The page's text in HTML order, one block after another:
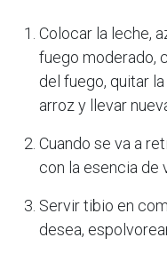
Colocar la leche,
fuego moderado,
del fuego, quitar
arroz y llevar
Cuando se va a
con la esencia de
Servir tibio en
desea,